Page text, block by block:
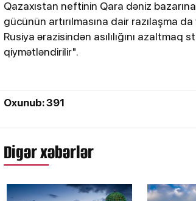
Qazaxıstan neftinin Qara dəniz
gücünün artırılmasına dair razılaşma
Rusiya ərazisindən asılılığını azaltmaq
qiymətləndirilir".
Oxunub: 391
Digər xəbərlər